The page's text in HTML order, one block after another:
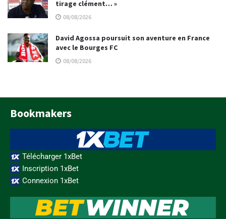
tirage clément… »
08/08/2026
David Agossa poursuit son aventure en France
avec le Bourges FC
08/08/2026
Bookmakers
Télécharger 1xBet
Inscription 1xBet
Connexion 1xBet